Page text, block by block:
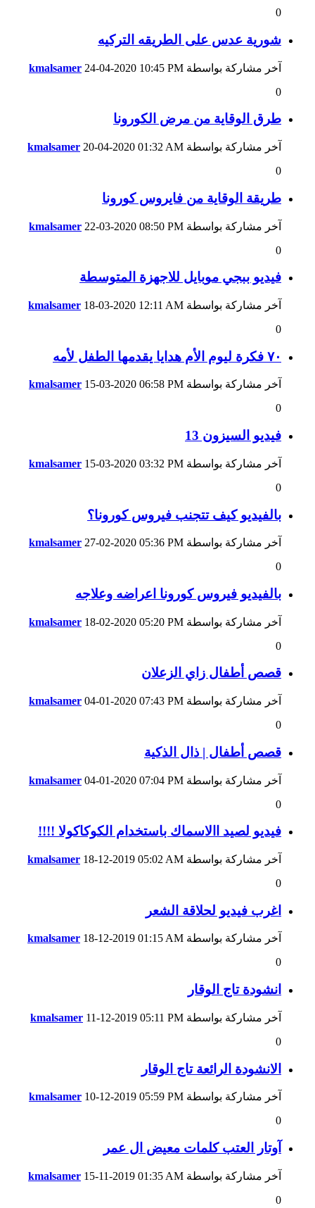
0
شورية عدس على الطريقه التركيه
آخر مشاركة بواسطة kmalsamer 24-04-2020 10:45 PM
0
طرق الوقاية من مرض الكورونا
آخر مشاركة بواسطة kmalsamer 20-04-2020 01:32 AM
0
طريقة الوقاية من فايروس كورونا
آخر مشاركة بواسطة kmalsamer 22-03-2020 08:50 PM
0
فيديو ببجي موبايل للاجهزة المتوسطة
آخر مشاركة بواسطة kmalsamer 18-03-2020 12:11 AM
0
٧٠ فكرة ليوم الأم هدايا يقدمها الطفل لأمه
آخر مشاركة بواسطة kmalsamer 15-03-2020 06:58 PM
0
فيديو السيزون 13
آخر مشاركة بواسطة kmalsamer 15-03-2020 03:32 PM
0
بالفيديو كيف تتجنب فيروس كورونا؟
آخر مشاركة بواسطة kmalsamer 27-02-2020 05:36 PM
0
بالفيديو فيروس كورونا اعراضه وعلاجه
آخر مشاركة بواسطة kmalsamer 18-02-2020 05:20 PM
0
قصص أطفال زاي الزعلان
آخر مشاركة بواسطة kmalsamer 04-01-2020 07:43 PM
0
قصص أطفال | ذال الذكية
آخر مشاركة بواسطة kmalsamer 04-01-2020 07:04 PM
0
فيديو لصيد االاسماك باستخدام الكوكاكولا !!!!
آخر مشاركة بواسطة kmalsamer 18-12-2019 05:02 AM
0
اغرب فيديو لحلاقة الشعر
آخر مشاركة بواسطة kmalsamer 18-12-2019 01:15 AM
0
انشودة تاج الوقار
آخر مشاركة بواسطة kmalsamer 11-12-2019 05:11 PM
0
الانشودة الرائعة تاج الوقار
آخر مشاركة بواسطة kmalsamer 10-12-2019 05:59 PM
0
آوتار العتب كلمات معيض ال عمر
آخر مشاركة بواسطة kmalsamer 15-11-2019 01:35 AM
0